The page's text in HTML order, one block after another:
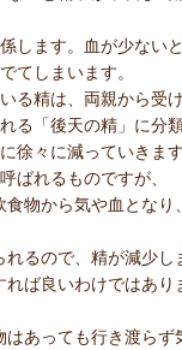
します。血が少ない
てしまいます。
る精は、両親から受
る「後天の精」に分類
徐々に減っていきま
ばれるものですが、
物から気や血となり
るので、精が減少し
ば良いわけではあり
あっても行き渡らず